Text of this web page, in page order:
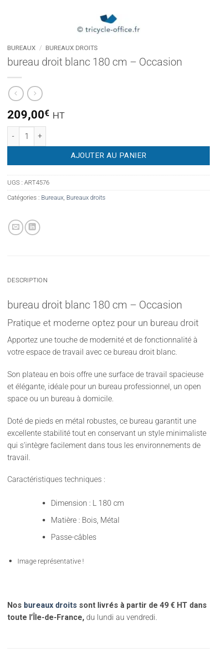
BUREAUX / BUREAUX DROITS
bureau droit blanc 180 cm – Occasion
209,00€ HT
quantité de bureau droit blanc 180 cm – Occasion
AJOUTER AU PANIER
UGS : ART4576
Catégories : Bureaux, Bureaux droits
DESCRIPTION
bureau droit blanc 180 cm – Occasion
Pratique et moderne optez pour un bureau droit
Apportez une touche de modernité et de fonctionnalité à
votre espace de travail avec ce bureau droit blanc.
Son plateau en bois offre une surface de travail spacieuse
et élégante, idéale pour un bureau professionnel, un open
space ou un bureau à domicile.
Doté de pieds en métal robustes, ce bureau garantit une
excellente stabilité tout en conservant un style minimaliste
qui s’intègre facilement dans tous les environnements de
travail.
Caractéristiques techniques :
Dimension : L 180 cm
Matière : Bois, Métal
Passe-câbles
Image représentative !
Nos bureaux droits sont livrés à partir de 49 € HT dans
toute l’Île-de-France, du lundi au vendredi.